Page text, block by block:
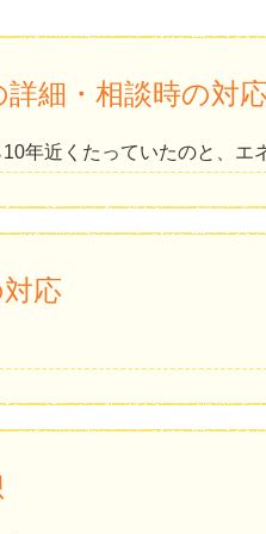
細・相談時の対応
年近くたっていたのと、エ
応